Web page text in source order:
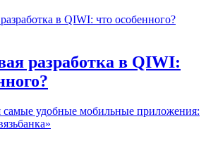
разработка в QIWI: